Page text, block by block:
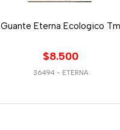
Guante Eterna Ecologico Tm
$8.500
36494 - ETERNA